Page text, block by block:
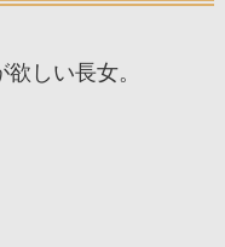
しい長女。